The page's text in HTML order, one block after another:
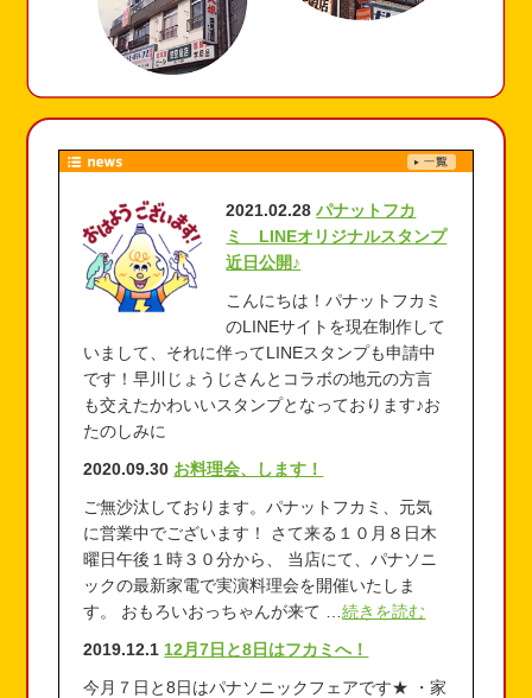
2021.02.28パナットフカ
ミ LINEオリジナルスタンプ
近日公開♪
こんにちは！パナットフカミ
のLINEサイトを現在制作して
いまして、それに伴ってLINEスタンプも申請中
です！早川じょうじさんとコラボの地元の方言
も交えたかわいいスタンプとなっております♪お
たのしみに
2020.09.30 お料理会、します！
ご無沙汰しております。パナットフカミ、元気
に営業中でございます！ さて来る１０月８日木
曜日午後１時３０分から、 当店にて、パナソニ
ックの最新家電で実演料理会を開催いたしま
す。 おもろいおっちゃんが来て …続きを読む
2019.12.1 12月7日と8日はフカミへ！
今月７日と8日はパナソニックフェアです★ ・家